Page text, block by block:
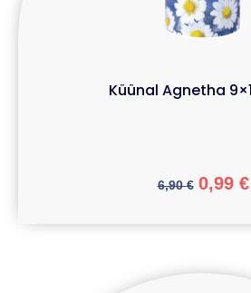
Küünal Agnetha
6,90€ 0,99 €